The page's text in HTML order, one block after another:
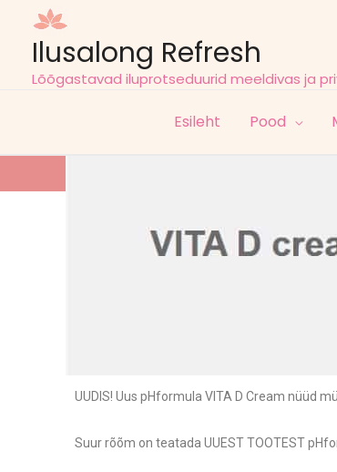
Ilusalong Refresh
Lõõgastavad iluprotseduurid meeldivas ja
Esileht Pood
UUDIS! Uus pHformula VITA D Cream nüüd
Suur rõõm on teatada UUEST TOOTEST